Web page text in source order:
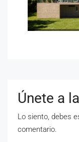
Únete a
Lo siento, debes
comentario.